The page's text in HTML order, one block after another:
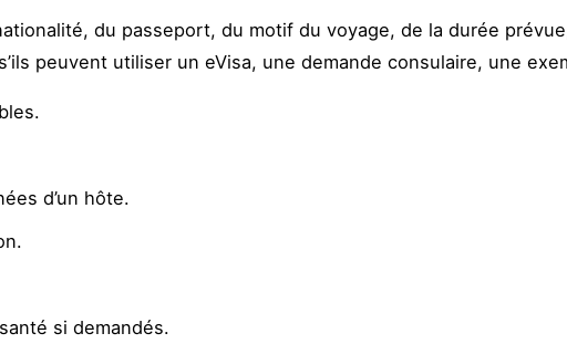
du passeport, du motif du voyage, de la durée
peuvent utiliser un eVisa, une demande consulaire, une
d’un hôte.
si demandés.